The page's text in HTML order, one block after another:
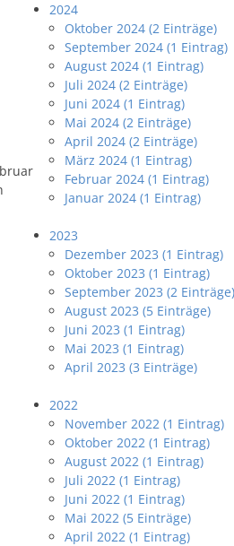
2024
Oktober 2024 (2 Einträge)
September 2024 (1 Eintrag)
August 2024 (1 Eintrag)
Juli 2024 (2 Einträge)
Juni 2024 (1 Eintrag)
Mai 2024 (2 Einträge)
April 2024 (2 Einträge)
März 2024 (1 Eintrag)
Februar 2024 (1 Eintrag)
Januar 2024 (1 Eintrag)
2023
Dezember 2023 (1 Eintrag)
Oktober 2023 (1 Eintrag)
September 2023 (2 Einträge)
August 2023 (5 Einträge)
Juni 2023 (1 Eintrag)
Mai 2023 (1 Eintrag)
April 2023 (3 Einträge)
2022
November 2022 (1 Eintrag)
Oktober 2022 (1 Eintrag)
August 2022 (1 Eintrag)
Juli 2022 (1 Eintrag)
Juni 2022 (1 Eintrag)
Mai 2022 (5 Einträge)
April 2022 (1 Eintrag)